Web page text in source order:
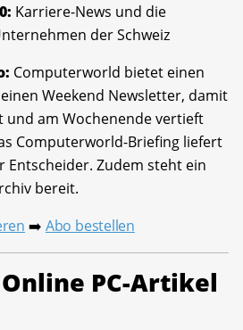
Karriere-News und die
der Schweiz
Computerworld bietet einen
Weekend Newsletter, damit
und am Wochenende vertieft
Computerworld-Briefing liefert
Entscheider. Zudem steht ein
bereit.
➡️ Abo bestellen
PC-Artikel